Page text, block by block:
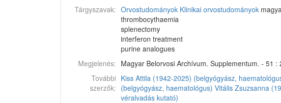
Tárgyszavak: Orvostudományok Klinikai orvostudományok
thrombocythaemia
splenectomy
interferon treatment
purine analogues
Megjelenés: Magyar Belorvosi Archívum. Supplementum. - 51
További
szerzők:
Kiss Attila (1942-2025) (belgyógyász,
(belgyógyász, haematológus) Vitális Zsuzsanna
véralvadás kutató)